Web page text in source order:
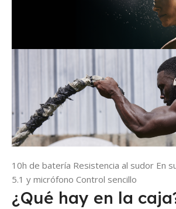
10h de batería Resistencia al sudor En
5.1 y micrófono Control sencillo
¿Qué hay en la